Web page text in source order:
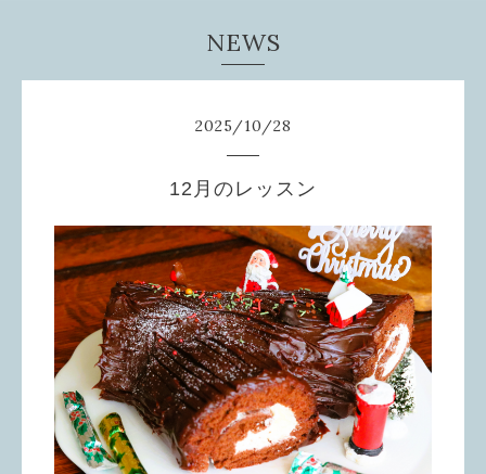
NEWS
2025/10/28
12月のレッスン